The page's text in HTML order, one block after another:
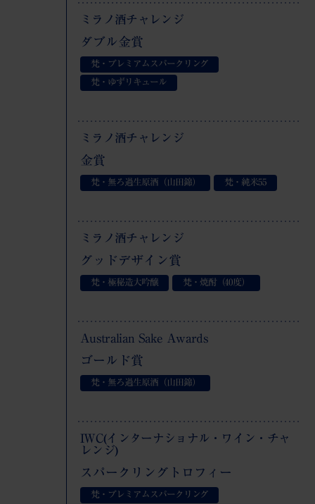
ミラノ酒チャレンジ
ダブル金賞
梵・プレミアムスパークリング
梵・ゆずリキュール
ミラノ酒チャレンジ
金賞
梵・無ろ過生原酒（山田錦） 梵・純米55
ミラノ酒チャレンジ
グッドデザイン賞
梵・極秘造大吟醸 梵・焼酎（40度）
Australian Sake Awards
ゴールド賞
梵・無ろ過生原酒（山田錦）
IWC(インターナショナル・ワイン・チャ
レンジ)
スパークリングトロフィー
梵・プレミアムスパークリング